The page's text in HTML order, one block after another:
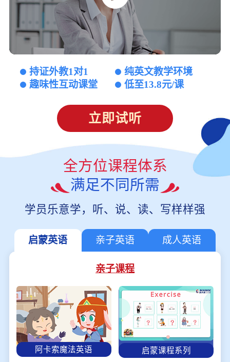
持证外教1对1
纯英文教学环境
趣味性互动课堂
低至13.8元/课
立即试听
全方位课程体系
满足不同所需
学员乐意学，听、说、读、写样样强
启蒙英语 亲子英语 成人英语
亲子课程
阿卡索魔法英语 启蒙课程系列